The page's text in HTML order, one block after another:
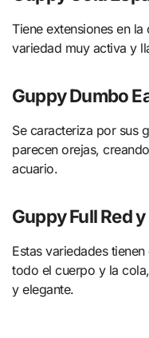
Tiene extensiones en
variedad muy activa y
Guppy Dumbo
Se caracteriza por sus
parecen orejas,
acuario.
Guppy Full Red
Estas variedades
todo el cuerpo y la
y elegante.